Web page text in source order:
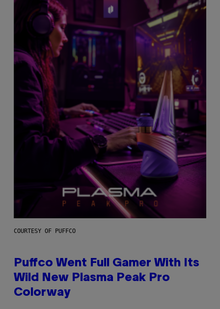
COURTESY OF PUFFCO
Puffco Went Full Gamer With Its
Wild New Plasma Peak Pro
Colorway